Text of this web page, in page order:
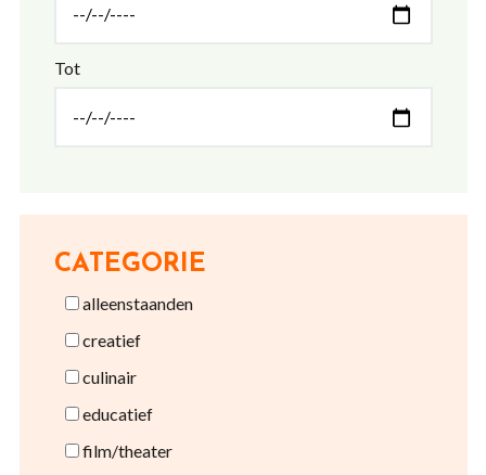
Tot
CATEGORIE
alleenstaanden
creatief
culinair
educatief
film/theater